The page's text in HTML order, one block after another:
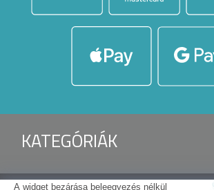
KATEGÓRIÁK
BIOKLIMATIKUS PERGOLA